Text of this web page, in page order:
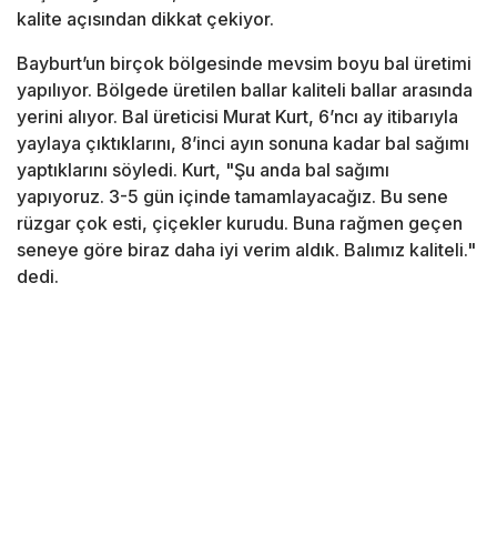
kalite açısından dikkat çekiyor.
Bayburt’un birçok bölgesinde mevsim boyu bal üretimi
yapılıyor. Bölgede üretilen ballar kaliteli ballar arasında
yerini alıyor. Bal üreticisi Murat Kurt, 6’ncı ay itibarıyla
yaylaya çıktıklarını, 8’inci ayın sonuna kadar bal sağımı
yaptıklarını söyledi. Kurt, "Şu anda bal sağımı
yapıyoruz. 3-5 gün içinde tamamlayacağız. Bu sene
rüzgar çok esti, çiçekler kurudu. Buna rağmen geçen
seneye göre biraz daha iyi verim aldık. Balımız kaliteli."
dedi.